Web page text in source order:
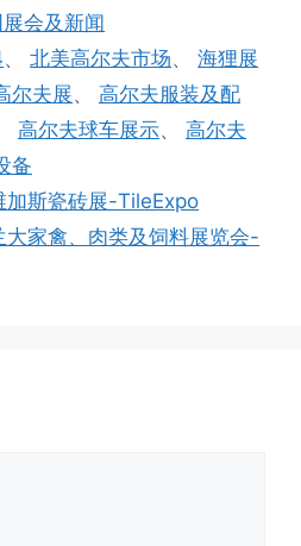
会及新闻
、北美高尔夫市场、海狸展
尔夫展、 高尔夫服装及配
高尔夫球车展示、 高尔夫
备
斯瓷砖展-TileExpo
家禽、肉类及饲料展览会-